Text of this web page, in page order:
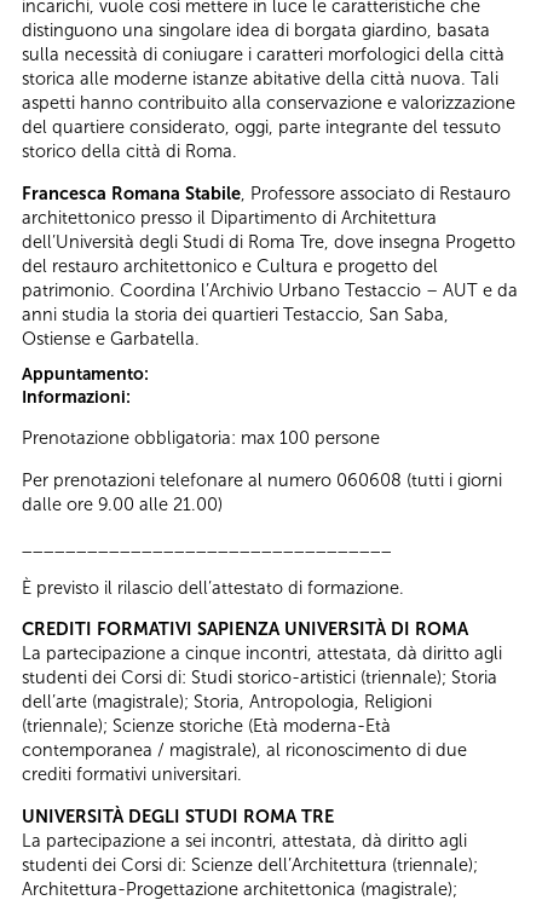
incarichi, vuole così mettere in luce le caratteristiche che
distinguono una singolare idea di borgata giardino, basata
sulla necessità di coniugare i caratteri morfologici della città
storica alle moderne istanze abitative della città nuova. Tali
aspetti hanno contribuito alla conservazione e valorizzazione
del quartiere considerato, oggi, parte integrante del tessuto
storico della città di Roma.
Francesca Romana Stabile, Professore associato di Restauro
architettonico presso il Dipartimento di Architettura
dell’Università degli Studi di Roma Tre, dove insegna Progetto
del restauro architettonico e Cultura e progetto del
patrimonio. Coordina l’Archivio Urbano Testaccio – AUT e da
anni studia la storia dei quartieri Testaccio, San Saba,
Ostiense e Garbatella.
Appuntamento:
Informazioni:
Prenotazione obbligatoria: max 100 persone
Per prenotazioni telefonare al numero 060608 (tutti i giorni
dalle ore 9.00 alle 21.00)
È previsto il rilascio dell’attestato di formazione.
CREDITI FORMATIVI SAPIENZA UNIVERSITÀ DI ROMA
La partecipazione a cinque incontri, attestata, dà diritto agli
studenti dei Corsi di: Studi storico-artistici (triennale); Storia
dell’arte (magistrale); Storia, Antropologia, Religioni
(triennale); Scienze storiche (Età moderna-Età
contemporanea / magistrale), al riconoscimento di due
crediti formativi universitari.
UNIVERSITÀ DEGLI STUDI ROMA TRE
La partecipazione a sei incontri, attestata, dà diritto agli
studenti dei Corsi di: Scienze dell’Architettura (triennale);
Architettura-Progettazione architettonica (magistrale);